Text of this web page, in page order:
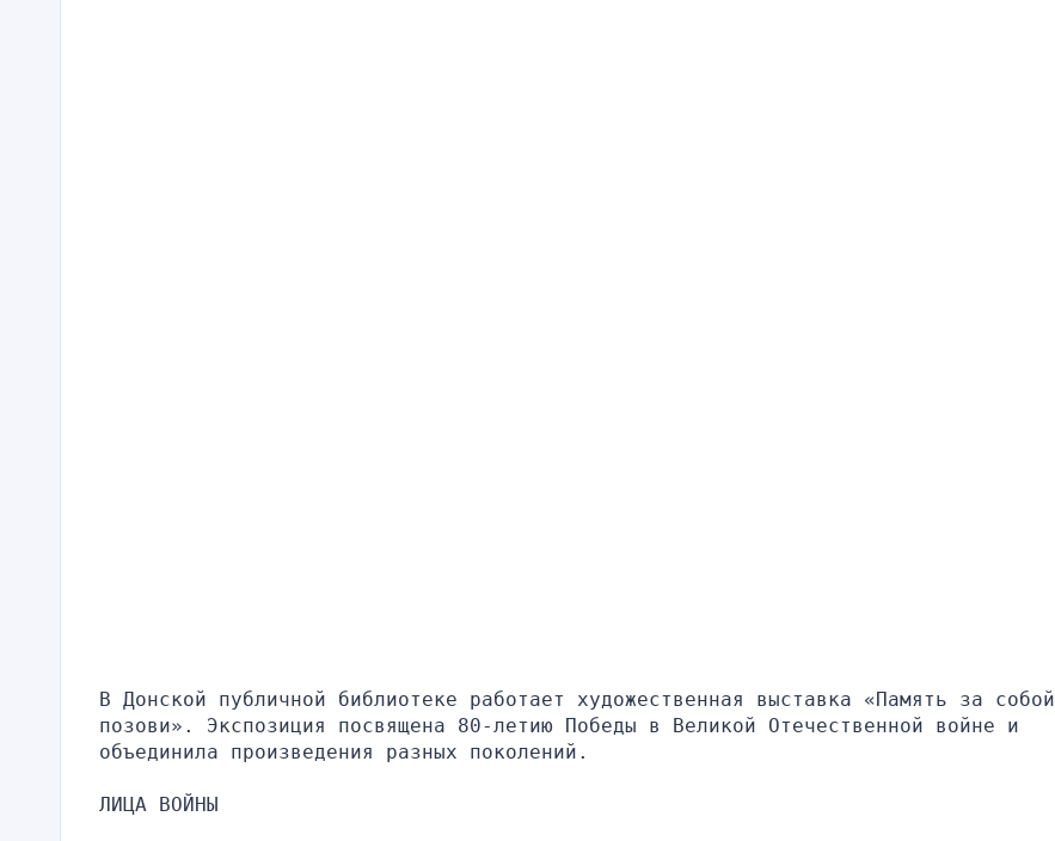
В Донской публичной библиотеке работает художественная выставка «Память за собой
позови». Экспозиция посвящена 80-летию Победы в Великой Отечественной войне и
объединила произведения разных поколений.
ЛИЦА ВОЙНЫ